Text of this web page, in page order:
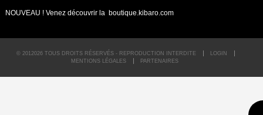
NOUVEAU ! Venez découvrir la boutique.kibaro.com
© 2012026 TOUS DROITS RÉSERVÉS - REPRODUCTION INTERDITE
LOGIN
MENTIONS LÉGALES
PARTENAIRES